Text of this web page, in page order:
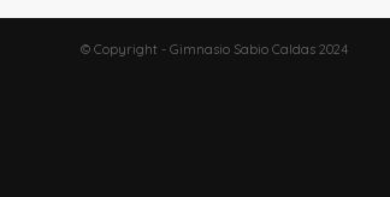
© Copyright - Gimnasio Sabio Caldas 2024